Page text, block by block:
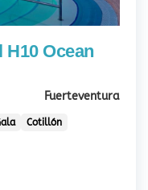
H10 Ocean
Fuerteventura
Cotillón